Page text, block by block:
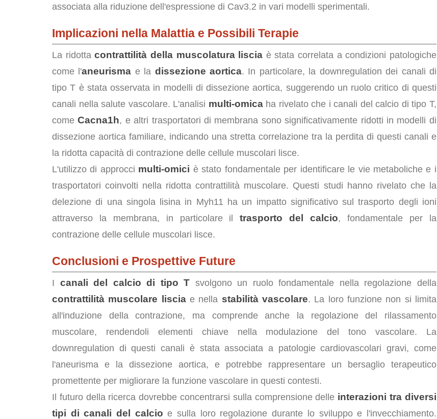
associata alla riduzione dell'espressione di Cav3.2 in vari modelli sperimentali.
Implicazioni nella Malattia e Possibili Terapie
La ridottacontrattilità della muscolatura liscia è stata correlata a condizioni patologiche
come l'aneurisma e la dissezione aortica. In particolare, la downregulation dei canali di
tipo T è stata osservata in modelli di dissezione aortica, suggerendo un ruolo critico di questi
canali nella salute vascolare. L'analisi multi-omicaha rivelato che i canali del calcio di tipo T,
comeCacna1h, e altri trasportatori di membrana sono significativamente ridotti in modelli di
dissezione aortica familiare, indicando una stretta correlazione tra la perdita di questi canali e
la ridotta capacità di contrazione delle cellule muscolari lisce.
L'utilizzo di approcci multi-omici è stato fondamentale per identificare le vie metaboliche e i
trasportatori coinvolti nella ridotta contrattilità muscolare. Questi studi hanno rivelato che la
delezione di una singola lisina in Myh11 ha un impatto significativo sul trasporto degli ioni
attraverso la membrana, in particolare iltrasporto del calcio, fondamentale per la
contrazione delle cellule muscolari lisce.
Conclusioni e Prospettive Future
I canali del calcio di tipo T svolgono un ruolo fondamentale nella regolazione della
contrattilità muscolare lisciae nella stabilità vascolare. La loro funzione non si limita
all'induzione della contrazione, ma comprende anche la regolazione del rilassamento
muscolare, rendendoli elementi chiave nella modulazione del tono vascolare. La
downregulation di questi canali è stata associata a patologie cardiovascolari gravi, come
l'aneurisma e la dissezione aortica, e potrebbe rappresentare un bersaglio terapeutico
promettente per migliorare la funzione vascolare in questi contesti.
Il futuro della ricerca dovrebbe concentrarsi sulla comprensione delle interazioni tra diversi
tipi di canali del calcio e sulla loro regolazione durante lo sviluppo e l'invecchiamento.